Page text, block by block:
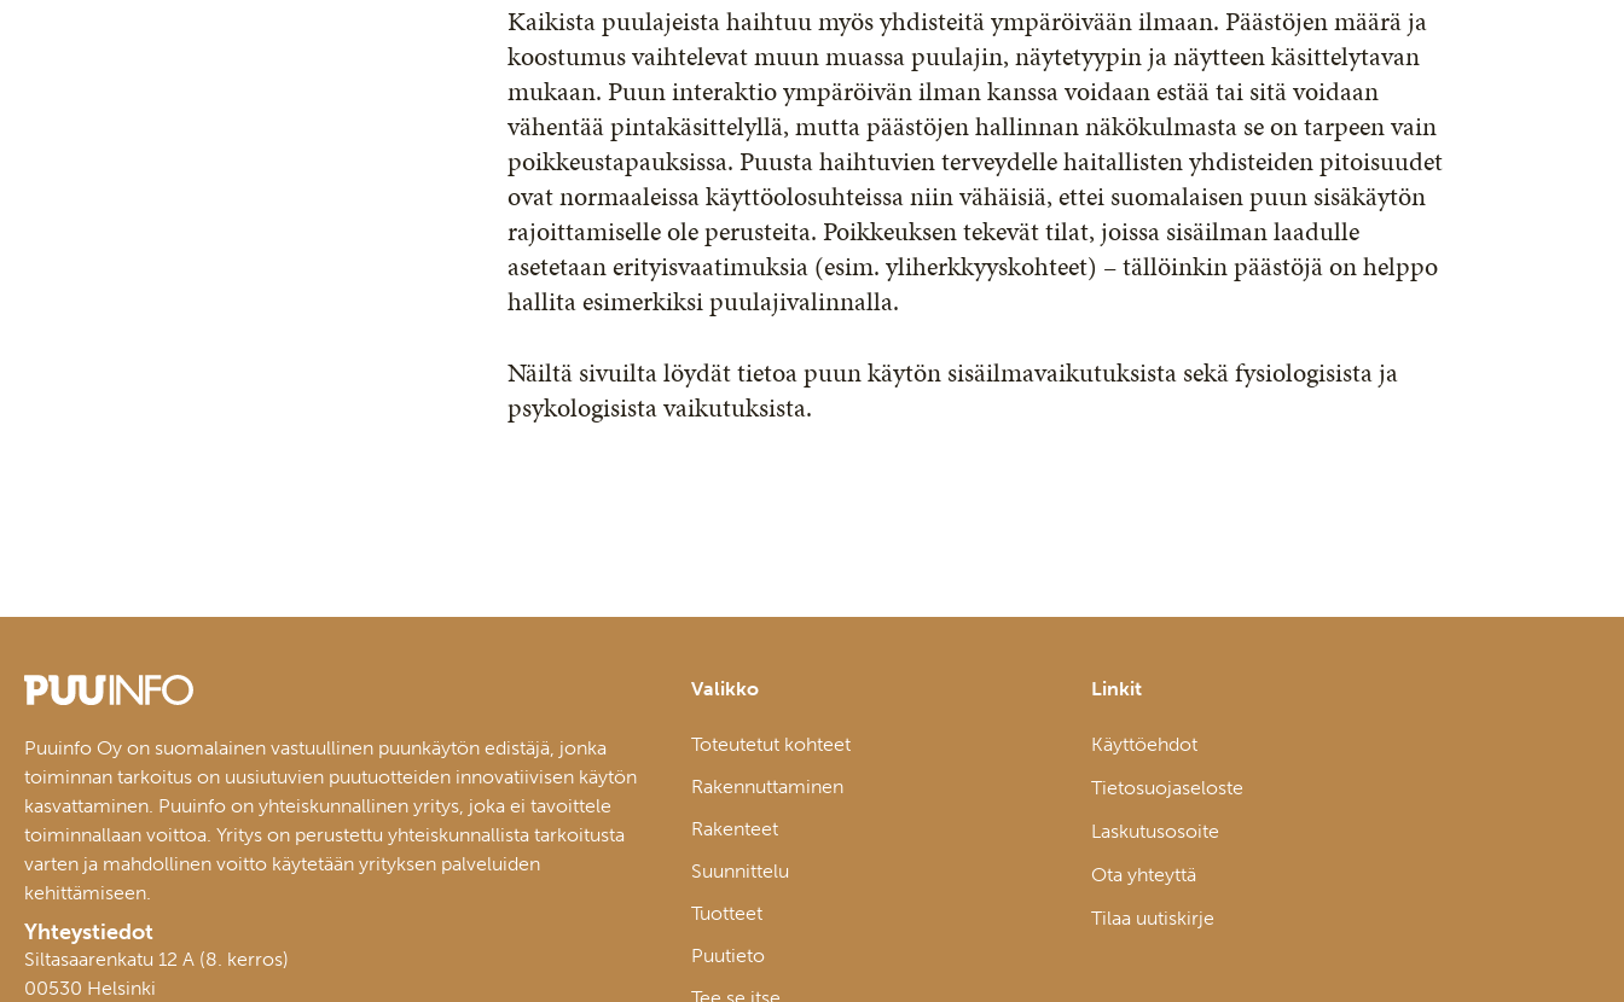
Kaikista puulajeista haihtuu myös yhdisteitä ympäröivään ilmaan. Päästöjen määrä ja
koostumus vaihtelevat muun muassa puulajin, näytetyypin ja näytteen käsittelytavan
mukaan. Puun interaktio ympäröivän ilman kanssa voidaan estää tai sitä voidaan
vähentää pintakäsittelyllä, mutta päästöjen hallinnan näkökulmasta se on tarpeen vain
poikkeustapauksissa. Puusta haihtuvien terveydelle haitallisten yhdisteiden pitoisuudet
ovat normaaleissa käyttöolosuhteissa niin vähäisiä, ettei suomalaisen puun sisäkäytön
rajoittamiselle ole perusteita. Poikkeuksen tekevät tilat, joissa sisäilman laadulle
asetetaan erityisvaatimuksia (esim. yliherkkyyskohteet) – tällöinkin päästöjä on helppo
hallita esimerkiksi puulajivalinnalla.
Näiltä sivuilta löydät tietoa puun käytön sisäilmavaikutuksista sekä fysiologisista ja
psykologisista vaikutuksista.
Puuinfo Oy on suomalainen vastuullinen puunkäytön edistäjä, jonka
toiminnan tarkoitus on uusiutuvien puutuotteiden innovatiivisen käytön
kasvattaminen. Puuinfo on yhteiskunnallinen yritys, joka ei tavoittele
toiminnallaan voittoa. Yritys on perustettu yhteiskunnallista tarkoitusta
varten ja mahdollinen voitto käytetään yrityksen palveluiden
kehittämiseen.
Yhteystiedot
Siltasaarenkatu 12 A (8. kerros)
00530 Helsinki
Valikko
Toteutetut kohteet
Rakennuttaminen
Rakenteet
Suunnittelu
Tuotteet
Puutieto
Linkit
Käyttöehdot
Tietosuojaseloste
Laskutusosoite
Ota yhteyttä
Tilaa uutiskirje